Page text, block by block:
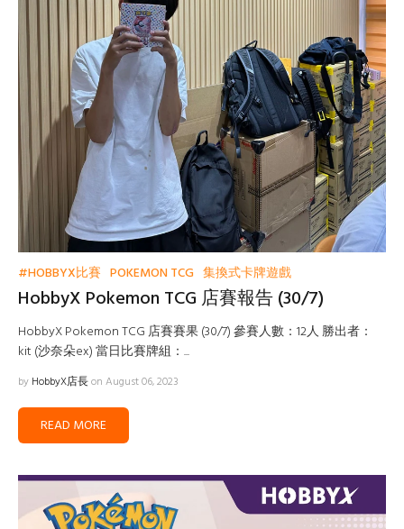
#HOBBYX比賽 POKEMON TCG 集換式卡牌遊戲
HobbyX Pokemon TCG 店賽報告 (30/7)
HobbyX Pokemon TCG 店賽賽果 (30/7) 參賽人數：12人 勝出者：
kit (沙奈朵ex) 當日比賽牌組：...
by HobbyX店長on August 06, 2023
READ MORE